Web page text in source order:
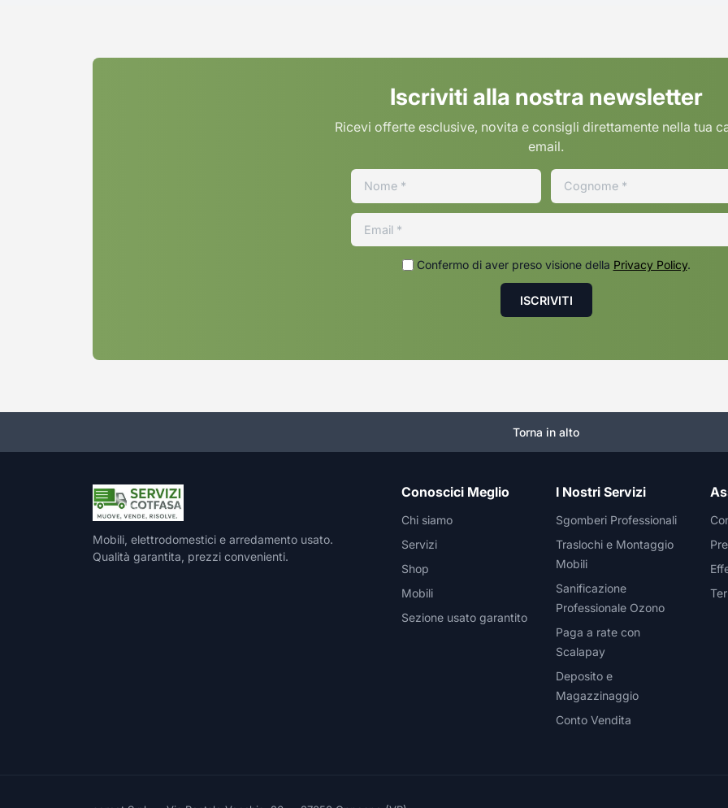
Iscriviti alla nostra newsletter
Ricevi offerte esclusive, novita e consigli direttamente nella tua
email.
Confermo di aver preso visione della Privacy Policy.
Torna in alto
Mobili, elettrodomestici e arredamento usato.
Qualità garantita, prezzi convenienti.
Conoscici Meglio
Chi siamo
Servizi
Shop
Mobili
Sezione usato garantito
I Nostri Servizi
Sgomberi Professionali
Traslochi e Montaggio
Mobili
Sanificazione
Professionale Ozono
Paga a rate con
Scalapay
Deposito e
Magazzinaggio
Conto Vendita